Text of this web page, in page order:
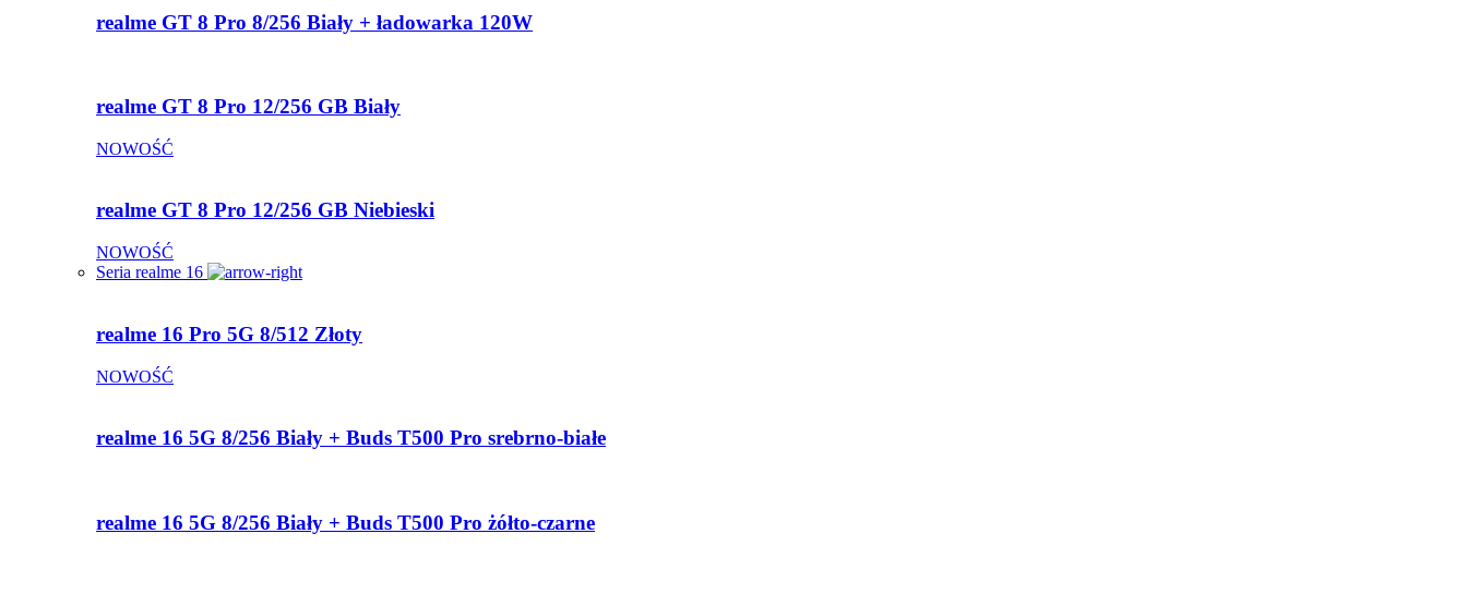
realme GT 8 Pro 8/256 Biały + ładowarka 120W
realme GT 8 Pro 12/256 GB Biały
NOWOŚĆ
realme GT 8 Pro 12/256 GB Niebieski
NOWOŚĆ
Seria realme 16
realme 16 Pro 5G 8/512 Złoty
NOWOŚĆ
realme 16 5G 8/256 Biały + Buds T500 Pro srebrno-białe
realme 16 5G 8/256 Biały + Buds T500 Pro żółto-czarne